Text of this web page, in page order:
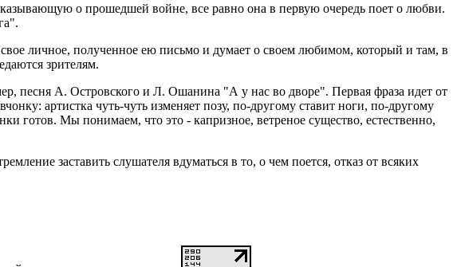
о прошедшей войне, все равно она в первую очередь поет о любви.
личное, полученное ею письмо и думает о своем любимом, который и там, в
зрителям.
песня А. Островского и Л. Ошанина "А у нас во дворе". Первая фраза идет от
артистка чуть-чуть изменяет позу, по-другому ставит ноги, по-другому
готов. Мы понимаем, что это - капризное, ветреное существо, естественно,
заставить слушателя вдуматься в то, о чем поется, отказ от всяких